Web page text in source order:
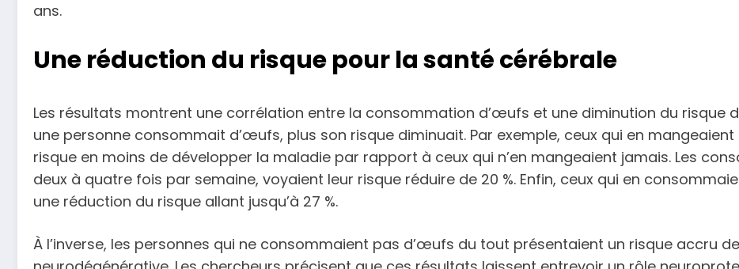
ans.
Une réduction du risque pour la santé cérébrale
Les résultats montrent une corrélation entre la consommation d’œufs et une diminution du risque
une personne consommait d’œufs, plus son risque diminuait. Par exemple, ceux qui en
risque en moins de développer la maladie par rapport à ceux qui n’en mangeaient jamais. Les
deux à quatre fois par semaine, voyaient leur risque réduire de 20 %. Enfin, ceux qui en
une réduction du risque allant jusqu’à 27 %.
À l’inverse, les personnes qui ne consommaient pas d’œufs du tout présentaient un risque accru